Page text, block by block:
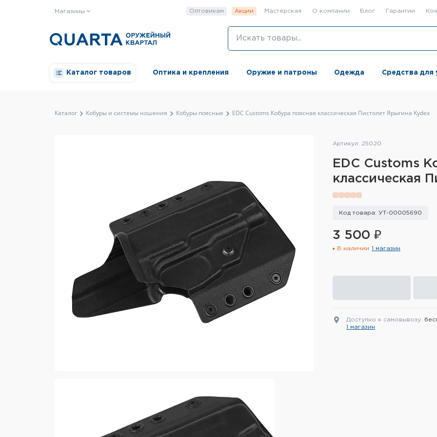
Магазины Оптовикам Акции Мастерская О компании Блог Гарантии
Каталог товаров Оптика и крепления Оружие и патроны Одежда Средства для
Каталог Кобуры и системы ношения Кобуры поясные EDC Customs Кобура поясная классическая Пистолет Ярыгина Kydex
Артикул: 25020
EDC Customs
классическая
Код товара: УТ-00005690
3 500 ₽
В наличии 1 магазин
Доступно к самовывозу:
1 магазин